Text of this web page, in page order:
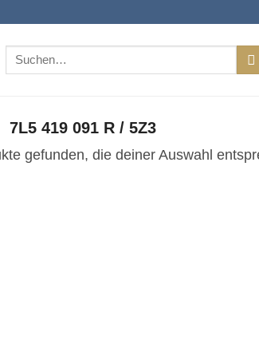
Suchen
7L5 419 091 R / 5Z3
gefunden, die deiner Auswahl